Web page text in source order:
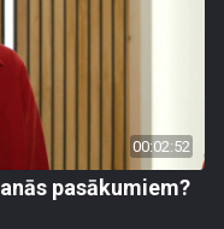
00:02:52
pasākumiem?